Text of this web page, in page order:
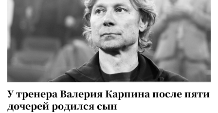
У тренера Валерия Карпина после пяти
дочерей родился сын